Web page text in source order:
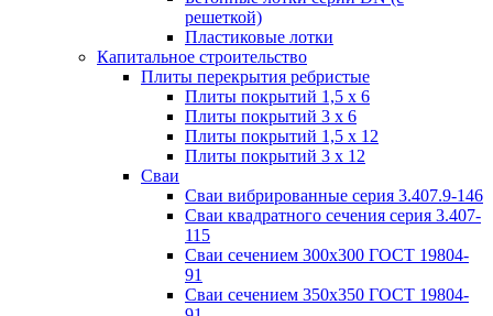
решеткой)
Пластиковые лотки
Капитальное строительство
Плиты перекрытия ребристые
Плиты покрытий 1,5 x 6
Плиты покрытий 3 x 6
Плиты покрытий 1,5 x 12
Плиты покрытий 3 x 12
Сваи
Сваи вибрированные серия 3.407.9-146
Сваи квадратного сечения серия 3.407-
115
Сваи сечением 300х300 ГОСТ 19804-
91
Сваи сечением 350х350 ГОСТ 19804-